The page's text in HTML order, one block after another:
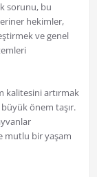
sorunu, bu
hekimler,
ve genel
kalitesini artırmak
büyük önem taşır.
mutlu bir yaşam